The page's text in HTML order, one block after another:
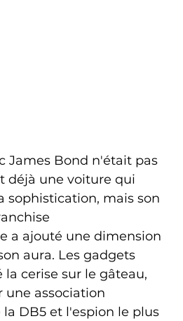
James Bond n'était pas
déjà une voiture qui
sophistication, mais son
a ajouté une dimension
aura. Les gadgets
cerise sur le gâteau,
une association
DB5 et l'espion le plus